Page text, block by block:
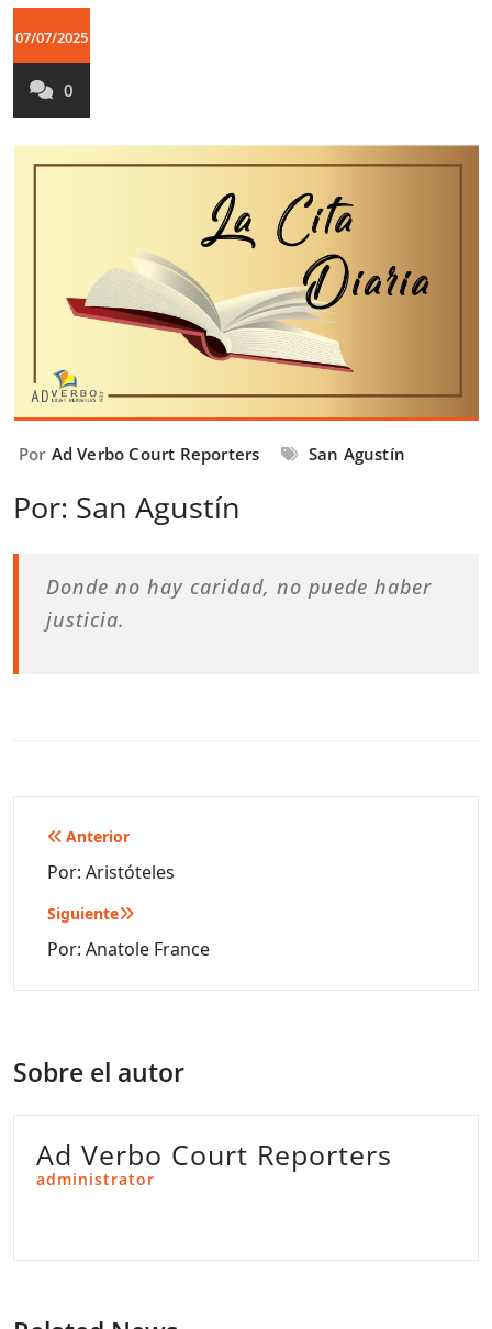
07/07/2025
0
Por Ad Verbo Court Reporters San Agustín
Por: San Agustín
Donde no hay caridad, no puede haber
justicia.
Navegación
de
entradas
Anterior
Por: Aristóteles
Siguiente
Por: Anatole France
Sobre el autor
Ad Verbo Court Reporters
administrator